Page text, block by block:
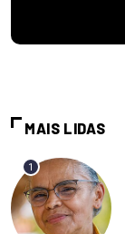
MAIS LIDAS
1